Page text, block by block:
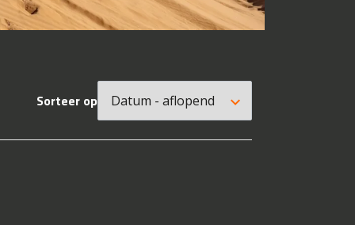
Sorteer op